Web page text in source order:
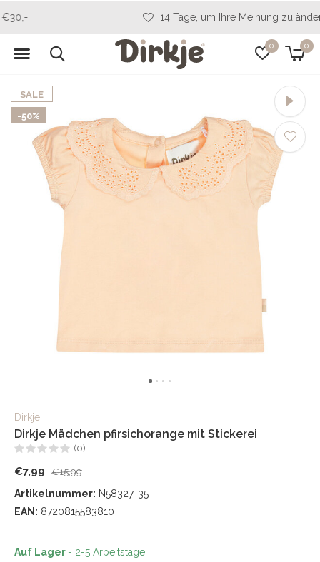
0 0
14 Tage, um Ihre Meinung zu ändern
SALE
-50%
Dirkje
Dirkje Mädchen pfirsichorange mit Stickerei
(0)
€7,99 €15,99
Artikelnummer: N58327-35
EAN: 8720815583810
Auf Lager - 2-5 Arbeitstage